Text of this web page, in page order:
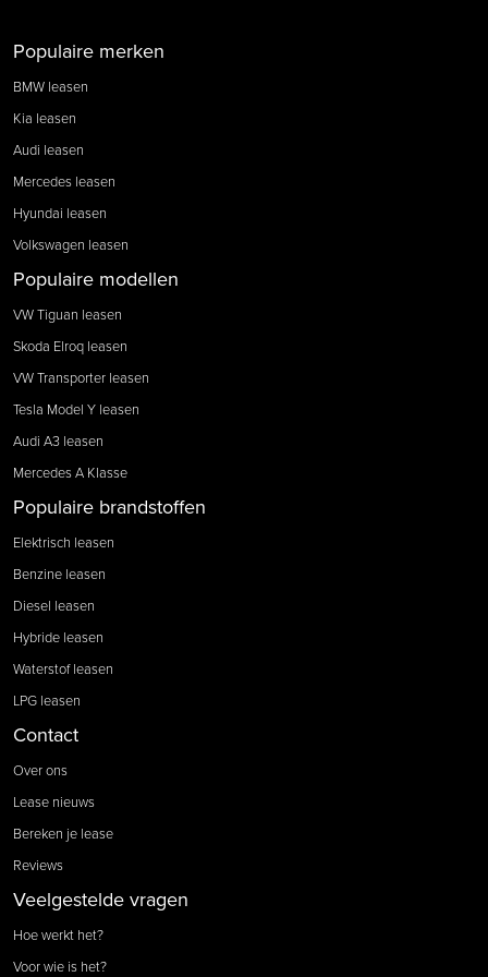
Populaire merken
BMW leasen
Kia leasen
Audi leasen
Mercedes leasen
Hyundai leasen
Volkswagen leasen
Populaire modellen
VW Tiguan leasen
Skoda Elroq leasen
VW Transporter leasen
Tesla Model Y leasen
Audi A3 leasen
Mercedes A Klasse
Populaire brandstoffen
Elektrisch leasen
Benzine leasen
Diesel leasen
Hybride leasen
Waterstof leasen
LPG leasen
Contact
Over ons
Lease nieuws
Bereken je lease
Reviews
Veelgestelde vragen
Hoe werkt het?
Voor wie is het?